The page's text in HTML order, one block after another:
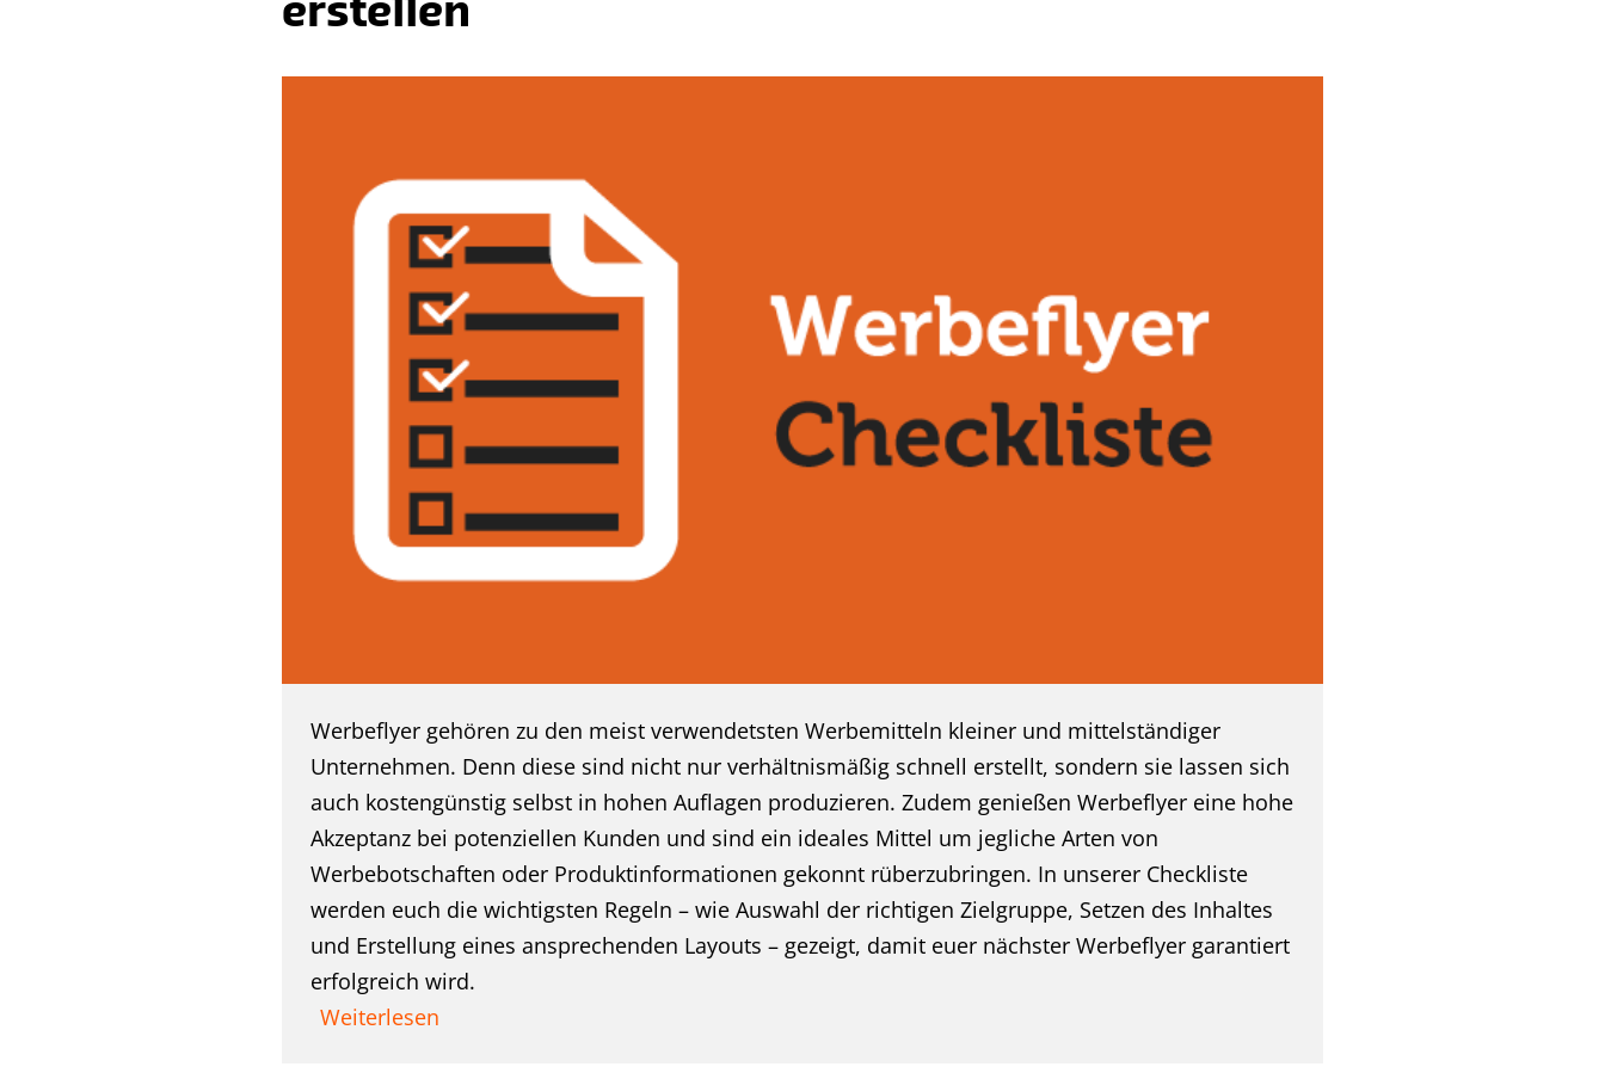
erstellen
Werbeflyer gehören zu den meist verwendetsten Werbemitteln kleiner und mittelständiger
Unternehmen. Denn diese sind nicht nur verhältnismäßig schnell erstellt, sondern sie lassen sich
auch kostengünstig selbst in hohen Auflagen produzieren. Zudem genießen Werbeflyer eine hohe
Akzeptanz bei potenziellen Kunden und sind ein ideales Mittel um jegliche Arten von
Werbebotschaften oder Produktinformationen gekonnt rüberzubringen. In unserer Checkliste
werden euch die wichtigsten Regeln – wie Auswahl der richtigen Zielgruppe, Setzen des Inhaltes
und Erstellung eines ansprechenden Layouts – gezeigt, damit euer nächster Werbeflyer garantiert
erfolgreich wird.
Weiterlesen